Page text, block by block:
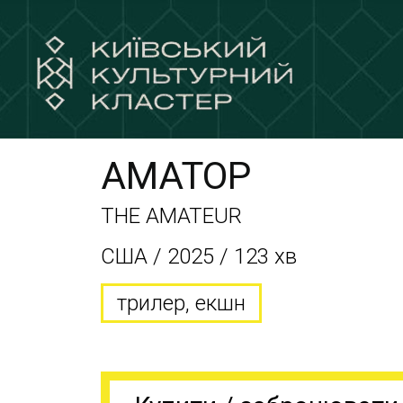
АМАТОР
THE AMATEUR
США / 2025 / 123 хв
трилер, екшн